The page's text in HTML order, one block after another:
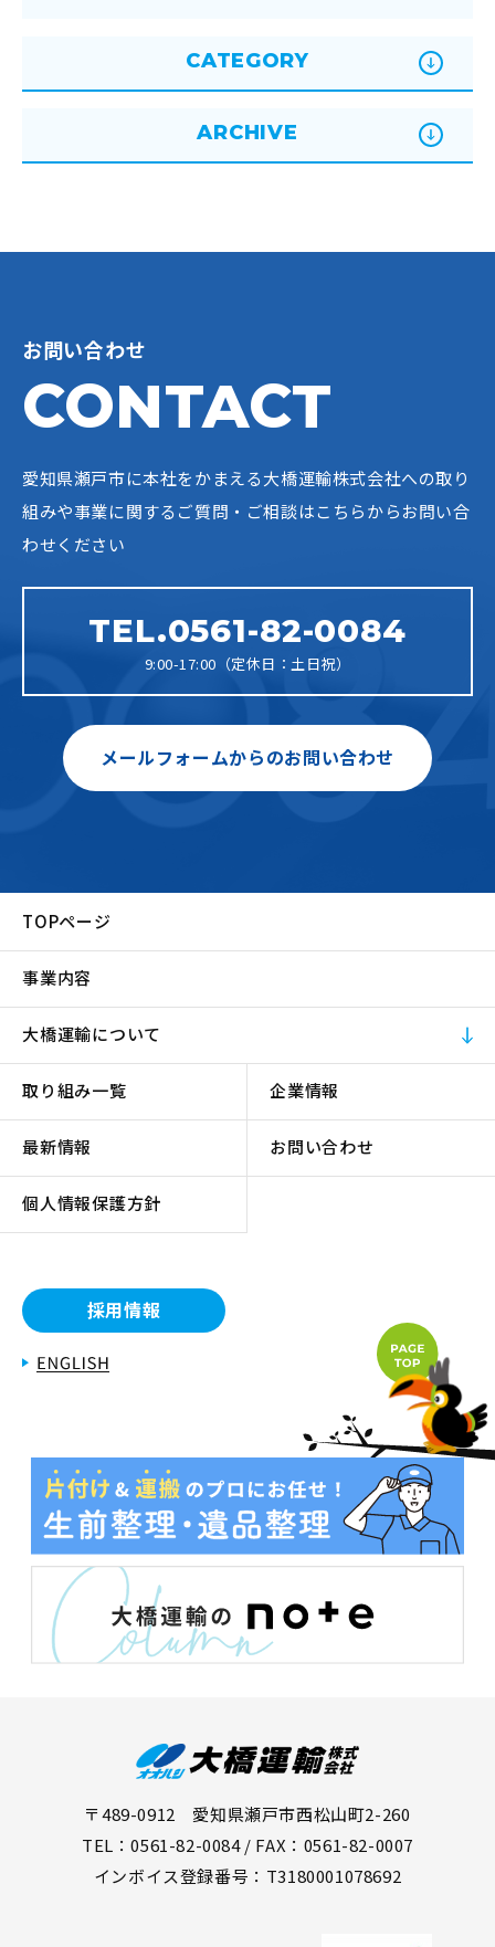
CATEGORY
ARCHIVE
お問い合わせ
CONTACT
愛知県瀬戸市に本社をかまえる大橋運輸株式会社への取り
組みや事業に関するご質問・ご相談はこちらからお問い合
わせください
TEL.0561-82-0084
9:00-17:00（定休日：土日祝）
メールフォームからのお問い合わせ
TOPページ
事業内容
大橋運輸について
取り組み一覧 企業情報
最新情報 お問い合わせ
個人情報保護方針
採用情報
〒489-0912 愛知県瀬戸市西松山町2-260
TEL：0561-82-0084 / FAX：0561-82-0007
インボイス登録番号：T3180001078692